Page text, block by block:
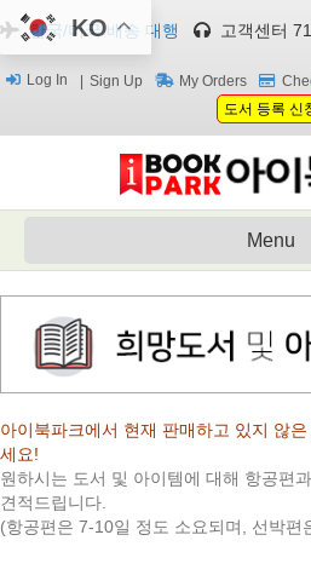
한국/미국 배송 대행 고객센터
Log In Sign Up My Orders
도서 등록 신
Menu
아이북파크에서 현재 판매하고 있지 않
세요!
원하시는 도서 및 아이템에 대해 항공편
견적드립니다.
(항공편은 7-10일 정도 소요되며, 선박편
KO